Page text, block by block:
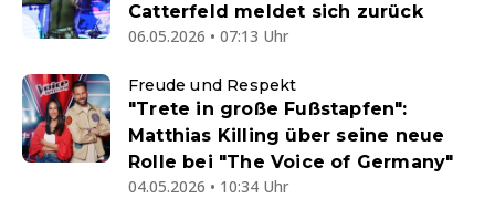
Catterfeld meldet sich zurück
06.05.2026 • 07:13 Uhr
Freude und Respekt
"Trete in große Fußstapfen":
Matthias Killing über seine neue
Rolle bei "The Voice of Germany"
04.05.2026 • 10:34 Uhr